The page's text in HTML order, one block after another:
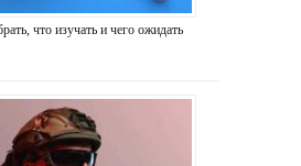
что изучать и чего ожидать